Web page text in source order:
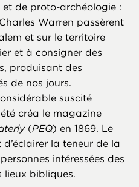
de proto-archéologie :
Warren passèrent
et sur le territoire
et à consigner des
produisant des
de nos jours.
suscité
créa le magazine
(PEQ) en 1869. Le
la teneur de la
intéressées des
lieux bibliques.